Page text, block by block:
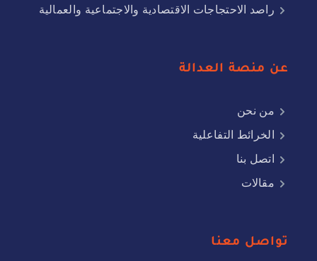
راصد الاحتجاجات الاقتصادية والاجتماعية والعمالية
عن منصة العدالة
من نحن
الخرائط التفاعلية
اتصل بنا
مقالات
تواصل معنا